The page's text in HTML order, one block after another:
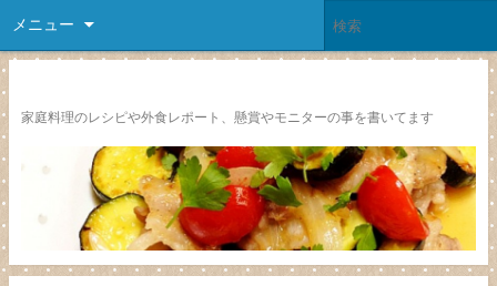
メニュー
家庭料理のレシピや外食レポート、懸賞やモニターの事を書いてます